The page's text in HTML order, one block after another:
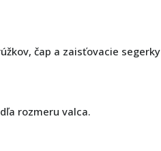
čap a zaisťovacie segerky
rozmeru valca.